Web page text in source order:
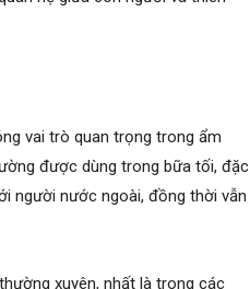
vai trò quan trọng trong ẩm
được dùng trong bữa tối, đặc
người nước ngoài, đồng thời vẫn
xuyên, nhất là trong các